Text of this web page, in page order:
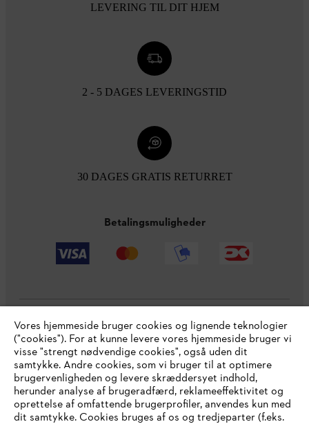
LEVERING TIL DIT HJEM
2 - 5 DAGES LEVERINGSTID
30 DAGES GRATIS RETURRET
Betalingsmuligheder
Virksomheden
STIHL FAQ
Vores hjemmeside bruger cookies og lignende teknologier
("cookies"). For at kunne levere vores hjemmeside bruger vi
visse "strengt nødvendige cookies", også uden dit
samtykke. Andre cookies, som vi bruger til at optimere
brugervenligheden og levere skræddersyet indhold,
herunder analyse af brugeradfærd, reklameeffektivitet og
oprettelse af omfattende brugerprofiler, anvendes kun med
dit samtykke. Cookies bruges af os og tredjeparter (f.eks.